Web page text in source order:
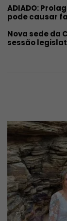
ADIADO:
pode causar
Nova sede da
sessão